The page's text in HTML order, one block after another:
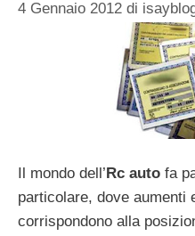
4 Gennaio 2012 di
Il mondo dell’ Rc auto fa
particolare, dove aumenti
corrispondono alla